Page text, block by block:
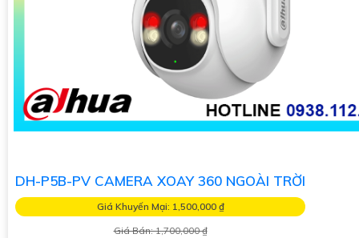
DH-P5B-PV CAMERA XOAY 360 NGOÀI TRỜI
Giá Khuyến Mại: 1,500,000 ₫
Giá Bán: 1,700,000 ₫